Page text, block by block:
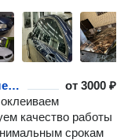
Оклейка автомобиля карбоновой пленкой от3000 ₽
качество работы
срокам